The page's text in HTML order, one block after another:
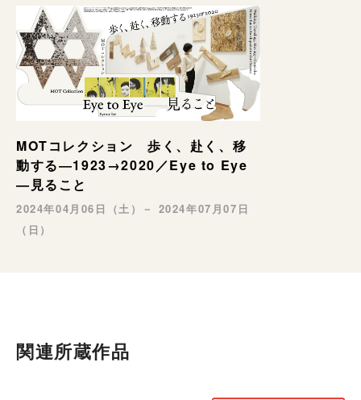
MOTコレクション 歩く、赴く、移
動する―1923→2020／Eye to Eye
—見ること
2024年04月06日（土）－ 2024年07月07日
（日）
関連所蔵作品